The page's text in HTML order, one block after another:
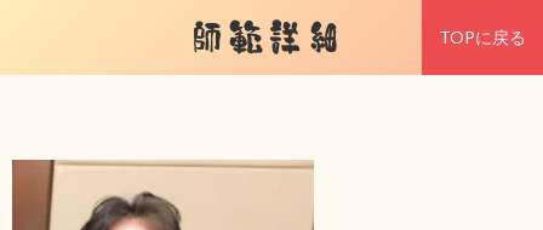
師範詳細 TOPに戻る